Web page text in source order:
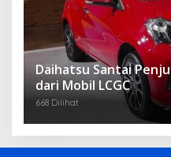
Daihatsu Santai
dari Mobil LCGC
668 Dilihat